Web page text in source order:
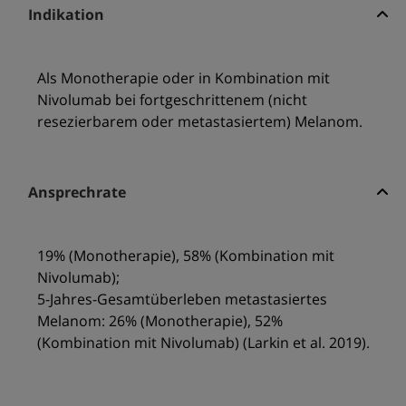
Indikation
Als Monotherapie oder in Kombination mit
Nivolumab bei fortgeschrittenem (nicht
resezierbarem oder metastasiertem) Melanom.
Ansprechrate
19% (Monotherapie), 58% (Kombination mit
Nivolumab);
5-Jahres-Gesamtüberleben metastasiertes
Melanom: 26% (Monotherapie), 52%
(Kombination mit Nivolumab) (Larkin et al. 2019).